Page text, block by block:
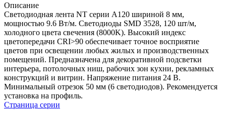
Описание
Светодиодная лента NT серии A120 шириной 8 мм,
мощностью 9.6 Вт/м. Светодиоды SMD 3528, 120 шт/м,
холодного цвета свечения (8000K). Высокий индекс
цветопередачи CRI>90 обеспечивает точное восприятие
цветов при освещении любых жилых и производственных
помещений. Предназначена для декоративной подсветки
интерьера, потолочных ниш, рабочих зон кухни, рекламных
конструкций и витрин. Напряжение питания 24 В.
Минимальный отрезок 50 мм (6 светодиодов). Рекомендуется
установка на профиль.
Страница серии